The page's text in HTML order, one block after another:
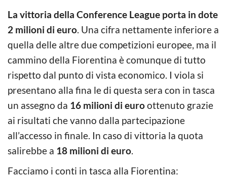
La vittoria della Conference League porta in dote
2 milioni di euro. Una cifra nettamente inferiore a
quella delle altre due competizioni europee, ma il
cammino della Fiorentina è comunque di tutto
rispetto dal punto di vista economico. I viola si
presentano alla fina le di questa sera con in tasca
un assegno da 16 milioni di euroottenuto grazie
ai risultati che vanno dalla partecipazione
all’accesso in finale. In caso di vittoria la quota
salirebbe a 18 milioni di euro.
Facciamo i conti in tasca alla Fiorentina: